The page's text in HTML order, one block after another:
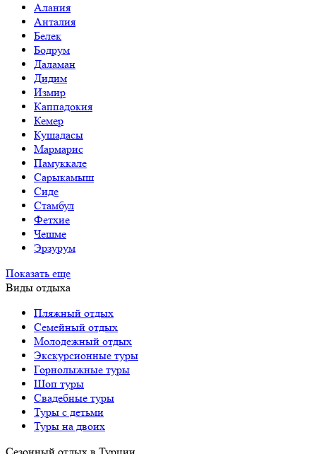
Алания
Анталия
Белек
Бодрум
Даламан
Дидим
Измир
Каппадокия
Кемер
Кушадасы
Мармарис
Памуккале
Сарыкамыш
Сиде
Стамбул
Фетхие
Чешме
Эрзурум
Показать еще
Виды отдыха
Пляжный отдых
Семейный отдых
Молодежный отдых
Экскурсионные туры
Горнолыжные туры
Шоп туры
Свадебные туры
Туры с детьми
Туры на двоих